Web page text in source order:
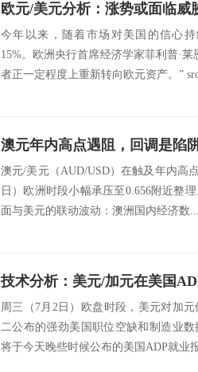
欧元/美元分析：涨势或面临威
今年以来，随着市场对美国的信心
15%。欧洲央行首席经济学家菲利普·
者正一定程度上重新转向欧元资产。”
澳元年内高点遇阻，回调是陷
澳元/美元（AUD/USD）在触及年内高
日）欧洲时段小幅承压至0.656附近整
面与美元的联动波动：澳洲国内经济数
周三（7月2日）欧盘时段，美元对加
二公布的强劲美国职位空缺和制造业
将于今天晚些时候公布的美国ADP就业